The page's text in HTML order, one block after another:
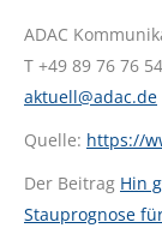
ADAC
T +49 89 76 76
aktuell@adac.de
Quelle: https://
Der Beitrag Hin
Stauprognose